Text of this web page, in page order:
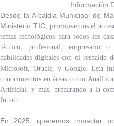
​Información
Desde la Alcaldia Municipal de
Ministerio TIC, promovemos el
temas tecnológicos para todos los
técnico, profesional, empresario
habilidades digitales con el respaldo
Microsoft, Oracle, y Google. Esta
conocimientos en áreas como
Artificial, y más, preparando a la
futuro
En 2025, queremos impactar